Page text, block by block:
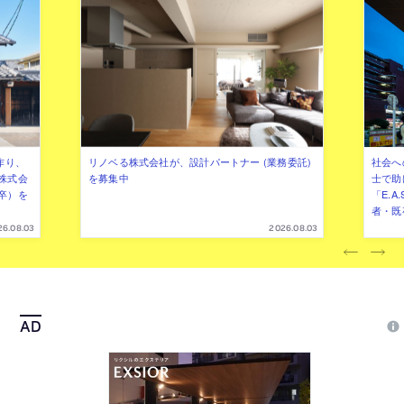
、
式会
）を
リノベる株式会社が、設計パートナー (業務委託)
を募集中
2026.08.03
社会
士で
「
者・